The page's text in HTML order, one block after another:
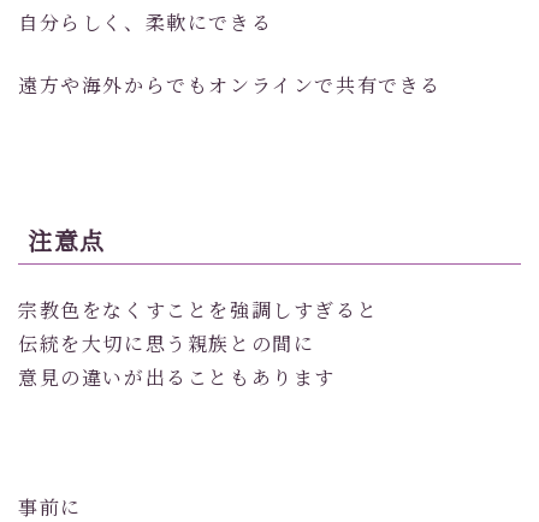
自分らしく、柔軟にできる
遠方や海外からでもオンラインで共有できる
注意点
宗教色をなくすことを強調しすぎると
伝統を大切に思う親族との間に
意見の違いが出ることもあります
事前に